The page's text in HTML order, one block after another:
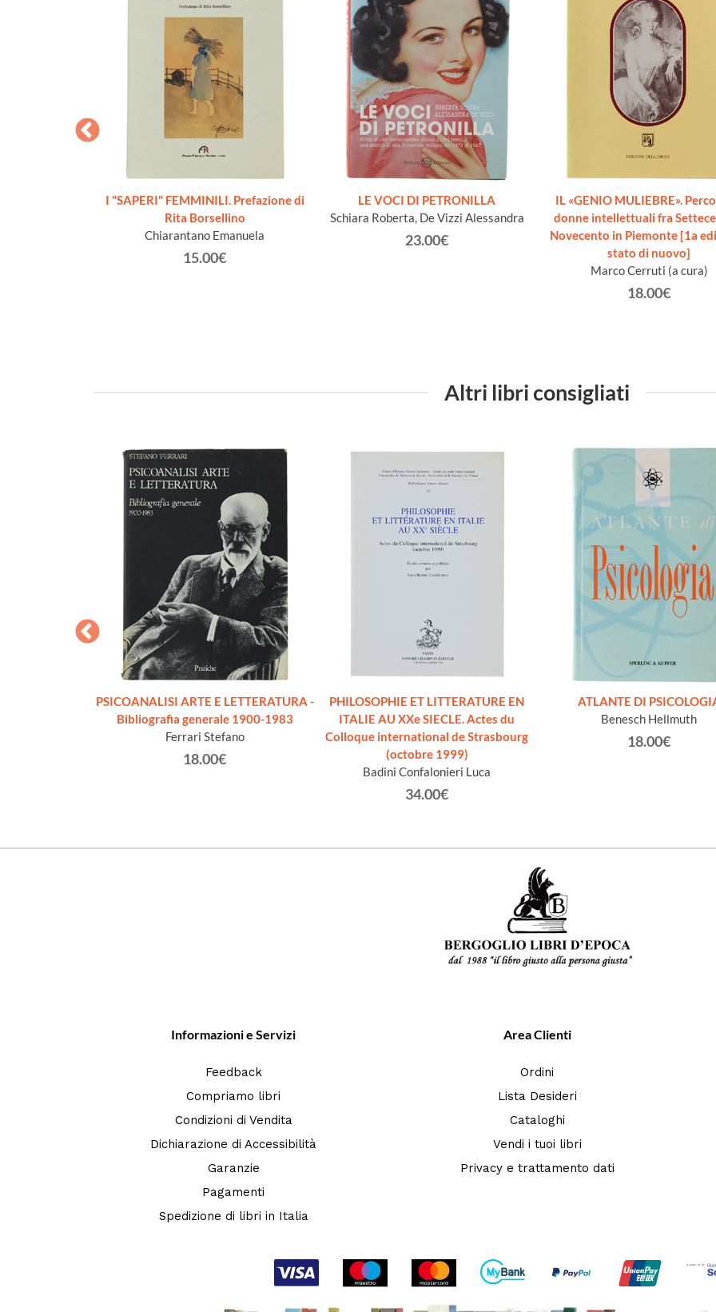
I "SAPERI" FEMMINILI. Prefazione di
Rita Borsellino
Chiarantano Emanuela
15.00€
LE VOCI DI PETRONILLA
Schiara Roberta, De Vizzi Alessandra
23.00€
IL «GENIO MULIEBRE».
donne intellettuali fra
Novecento in Piemonte [1a
stato di nuovo]
Marco Cerruti (a cura)
18.00€
Altri libri consigliati
PSICOANALISI ARTE E LETTERATURA -
Bibliografia generale 1900-1983
Ferrari Stefano
18.00€
PHILOSOPHIE ET LITTERATURE EN
ITALIE AU XXe SIECLE. Actes du
Colloque international de Strasbourg
(octobre 1999)
Badini Confalonieri Luca
34.00€
ATLANTE DI
Benesch Hellmuth
18.00€
Informazioni e Servizi
Feedback
Compriamo libri
Condizioni di Vendita
Dichiarazione di Accessibilità
Garanzie
Pagamenti
Spedizione di libri in Italia
Area Clienti
Ordini
Lista Desideri
Cataloghi
Vendi i tuoi libri
Privacy e trattamento dati